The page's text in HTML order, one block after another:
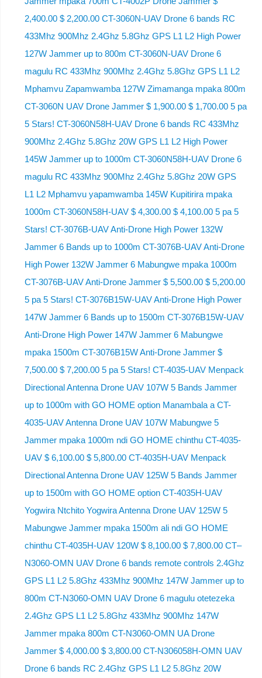
2,400.00 $ 2,200.00 CT-3060N-UAV Drone 6 bands RC
433Mhz 900Mhz 2.4Ghz 5.8Ghz GPS L1 L2 High Power
127W Jammer up to 800m CT-3060N-UAV Drone 6
magulu RC 433Mhz 900Mhz 2.4Ghz 5.8Ghz GPS L1 L2
Mphamvu Zapamwamba 127W Zimamanga mpaka 800m
CT-3060N UAV Drone Jammer $ 1,900.00 $ 1,700.00 5 pa
5 Stars! CT-3060N58H-UAV Drone 6 bands RC 433Mhz
900Mhz 2.4Ghz 5.8Ghz 20W GPS L1 L2 High Power
145W Jammer up to 1000m CT-3060N58H-UAV Drone 6
magulu RC 433Mhz 900Mhz 2.4Ghz 5.8Ghz 20W GPS
L1 L2 Mphamvu yapamwamba 145W Kupitirira mpaka
1000m CT-3060N58H-UAV $ 4,300.00 $ 4,100.00 5 pa 5
Stars! CT-3076B-UAV Anti-Drone High Power 132W
Jammer 6 Bands up to 1000m CT-3076B-UAV Anti-Drone
High Power 132W Jammer 6 Mabungwe mpaka 1000m
CT-3076B-UAV Anti-Drone Jammer $ 5,500.00 $ 5,200.00
5 pa 5 Stars! CT-3076B15W-UAV Anti-Drone High Power
147W Jammer 6 Bands up to 1500m CT-3076B15W-UAV
Anti-Drone High Power 147W Jammer 6 Mabungwe
mpaka 1500m CT-3076B15W Anti-Drone Jammer $
7,500.00 $ 7,200.00 5 pa 5 Stars! CT-4035-UAV Menpack
Directional Antenna Drone UAV 107W 5 Bands Jammer
up to 1000m with GO HOME option Manambala a CT-
4035-UAV Antenna Drone UAV 107W Mabungwe 5
Jammer mpaka 1000m ndi GO HOME chinthu CT-4035-
UAV $ 6,100.00 $ 5,800.00 CT-4035H-UAV Menpack
Directional Antenna Drone UAV 125W 5 Bands Jammer
up to 1500m with GO HOME option CT-4035H-UAV
Yogwira Ntchito Yogwira Antenna Drone UAV 125W 5
Mabungwe Jammer mpaka 1500m ali ndi GO HOME
chinthu CT-4035H-UAV 120W $ 8,100.00 $ 7,800.00 CT–
N3060-OMN UAV Drone 6 bands remote controls 2.4Ghz
GPS L1 L2 5.8Ghz 433Mhz 900Mhz 147W Jammer up to
800m CT-N3060-OMN UAV Drone 6 magulu otetezeka
2.4Ghz GPS L1 L2 5.8Ghz 433Mhz 900Mhz 147W
Jammer mpaka 800m CT-N3060-OMN UA Drone
Jammer $ 4,000.00 $ 3,800.00 CT-N306058H-OMN UAV
Drone 6 bands RC 2.4Ghz GPS L1 L2 5.8Ghz 20W